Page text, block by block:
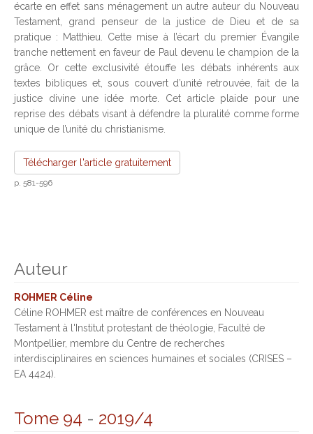
écarte en effet sans ménagement un autre auteur du Nouveau
Testament, grand penseur de la justice de Dieu et de sa
pratique : Matthieu. Cette mise à l’écart du premier Évangile
tranche nettement en faveur de Paul devenu le champion de la
grâce. Or cette exclusivité étouffe les débats inhérents aux
textes bibliques et, sous couvert d’unité retrouvée, fait de la
justice divine une idée morte. Cet article plaide pour une
reprise des débats visant à défendre la pluralité comme forme
unique de l’unité du christianisme.
Télécharger l'article gratuitement
p. 581-596
Auteur
ROHMER Céline
Céline ROHMER est maître de conférences en Nouveau
Testament à l'Institut protestant de théologie, Faculté de
Montpellier, membre du Centre de recherches
interdisciplinaires en sciences humaines et sociales (CRISES –
EA 4424).
Tome 94 - 2019/4